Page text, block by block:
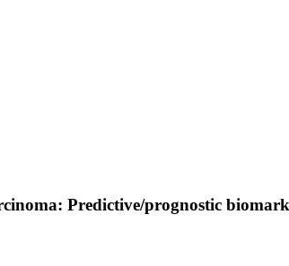
Predictive/prognostic